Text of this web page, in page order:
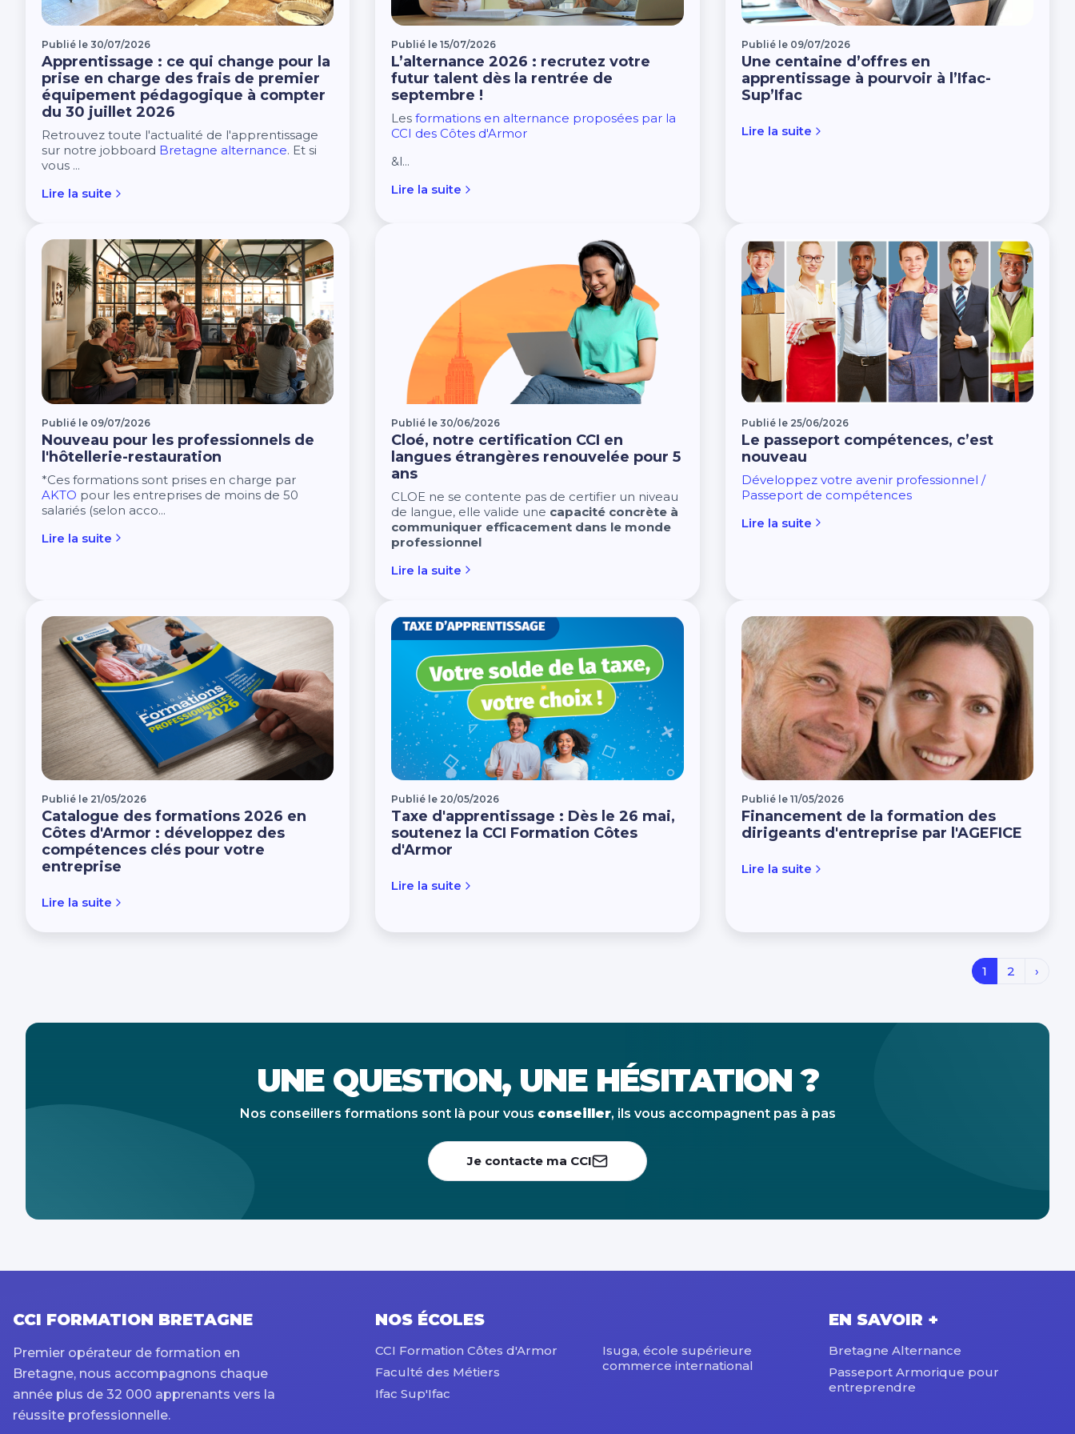
Publié le 30/07/2026
Apprentissage : ce qui change pour la
prise en charge des frais de premier
équipement pédagogique à compter
du 30 juillet 2026
Retrouvez toute l'actualité de l'apprentissage
sur notre jobboard Bretagne alternance. Et si
vous ...
Lire la suite
Publié le 15/07/2026
L’alternance 2026 : recrutez votre
futur talent dès la rentrée de
septembre !
Lesformations en alternance proposées par la
CCI des Côtes d'Armor
&l...
Lire la suite
Publié le 09/07/2026
Une centaine d’offres en
apprentissage à pourvoir à l’Ifac-
Sup’Ifac
Lire la suite
Publié le 09/07/2026
Nouveau pour les professionnels de
l'hôtellerie-restauration
*Ces formations sont prises en charge par
AKTO pour les entreprises de moins de 50
salariés (selon acco...
Lire la suite
Publié le 30/06/2026
Cloé, notre certification CCI en
langues étrangères renouvelée pour 5
ans
CLOE ne se contente pas de certifier un niveau
de langue, elle valide une capacité concrète à
communiquer efficacement dans le monde
professionnel
Lire la suite
Publié le 25/06/2026
Le passeport compétences, c’est
nouveau
Développez votre avenir professionnel /
Passeport de compétences
Lire la suite
Publié le 21/05/2026
Catalogue des formations 2026 en
Côtes d'Armor : développez des
compétences clés pour votre
entreprise
Lire la suite
Publié le 20/05/2026
Taxe d'apprentissage : Dès le 26 mai,
soutenez la CCI Formation Côtes
d'Armor
Lire la suite
Publié le 11/05/2026
Financement de la formation des
dirigeants d'entreprise par l'AGEFICE
Lire la suite
1 2 ›
UNE QUESTION, UNE HÉSITATION ?
Nos conseillers formations sont là pour vous conseiller, ils vous accompagnent pas à pas
Je contacte ma CCI
CCI FORMATION BRETAGNE
Premier opérateur de formation en
Bretagne, nous accompagnons chaque
année plus de 32 000 apprenants vers la
réussite professionnelle.
NOS ÉCOLES
CCI Formation Côtes d'Armor
Faculté des Métiers
Ifac Sup'Ifac
Isuga, école supérieure
commerce international
EN SAVOIR +
Bretagne Alternance
Passeport Armorique pour
entreprendre